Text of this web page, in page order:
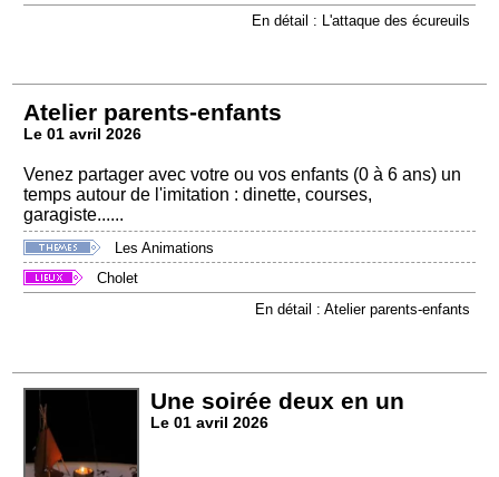
En détail : L'attaque des écureuils
Atelier parents-enfants
Le 01 avril 2026
Venez partager avec votre ou vos enfants (0 à 6 ans) un
temps autour de l'imitation : dinette, courses,
garagiste......
Les Animations
Cholet
En détail : Atelier parents-enfants
Une soirée deux en un
Le 01 avril 2026